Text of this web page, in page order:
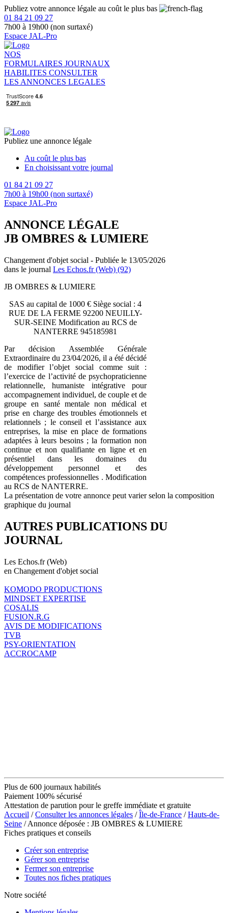
Publiez votre annonce légale au coût le plus bas
01 84 21 09 27
7h00 à 19h00 (non surtaxé)
Espace JAL-Pro
NOS
FORMULAIRES JOURNAUX
HABILITES CONSULTER
LES ANNONCES LEGALES
Publiez une annonce légale
Au coût le plus bas
En choisissant votre journal
01 84 21 09 27
7h00 à 19h00 (non surtaxé)
Espace JAL-Pro
ANNONCE LÉGALE
JB OMBRES & LUMIERE
Changement d'objet social - Publiée le 13/05/2026
dans le journal Les Echos.fr (Web) (92)
JB OMBRES & LUMIERE
SAS au capital de 1000 € Siège social : 4
RUE DE LA FERME 92200 NEUILLY-
SUR-SEINE Modification au RCS de
NANTERRE 945185981
Par décision Assemblée Générale
Extraordinaire du 23/04/2026, il a été décidé
de modifier l’objet social comme suit :
l’exercice de l’activité de psychopraticienne
relationnelle, humaniste intégrative pour
accompagnement individuel, de couple et de
groupe en santé mentale non médical et
prise en charge des troubles émotionnels et
relationnels ; le conseil et l’assistance aux
entreprises, la mise en place de formations
adaptées à leurs besoins ; la formation non
continue et non qualifiante en ligne et en
présentiel dans les domaines du
développement personnel et des
compétences professionnelles . Modification
au RCS de NANTERRE.
La présentation de votre annonce peut varier selon la composition
graphique du journal
AUTRES PUBLICATIONS DU
JOURNAL
Les Echos.fr (Web)
en Changement d'objet social
KOMODO PRODUCTIONS
MINDSET EXPERTISE
COSALIS
FUSION.R.G
AVIS DE MODIFICATIONS
TVB
PSY-ORIENTATION
ACCROCAMP
Plus de 600 journaux habilités
Paiement 100% sécurisé
Attestation de parution pour le greffe immédiate et gratuite
Accueil /Consulter les annonces légales /Île-de-France /Hauts-de-
Seine / Annonce déposée : JB OMBRES & LUMIERE
Fiches pratiques et conseils
Créer son entreprise
Gérer son entreprise
Fermer son entreprise
Toutes nos fiches pratiques
Notre société